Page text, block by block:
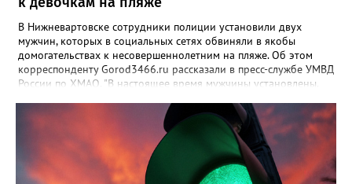
В Нижневартовске сотрудники полиции установили двух
мужчин, которых в социальных сетях обвиняли в якобы
домогательствах к несовершеннолетним на пляже. Об этом
корреспонденту Gorod3466.ru рассказали в пресс-службе УМВД
России по ХМАО. "В настоящее время мужчины установлены.
правонарушения пока не подтверждается", - заявили в пресс-
службе ведомства. Ранее Gorod3466.ru сообщал, что жители
Нижневартовска рассказывали в соцсетях, что на озере
Молодежное заметили двух пьяных мужчин, которые
домогались до несовершеннолетних девочек.